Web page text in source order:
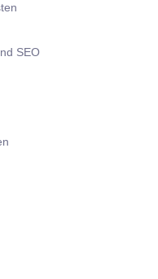
SEO